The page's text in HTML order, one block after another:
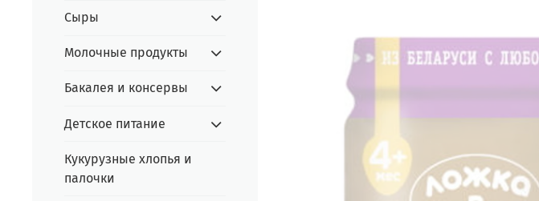
Сыры
Молочные продукты
Бакалея и консервы
Детское питание
Кукурузные хлопья и
палочки